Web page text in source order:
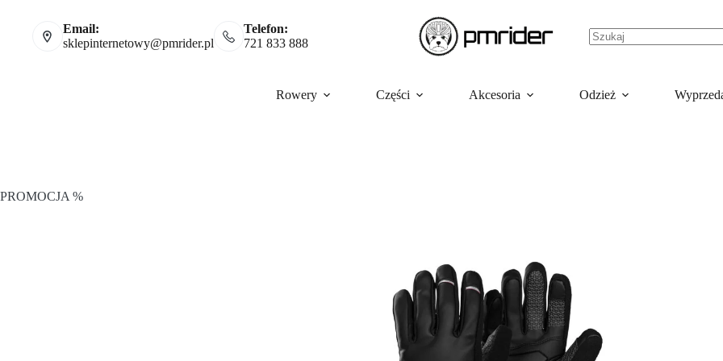
Email:
sklepinternetowy@pmrider.pl
Telefon:
721 833 888
Rowery Części Akcesoria Odzież
PROMOCJA %